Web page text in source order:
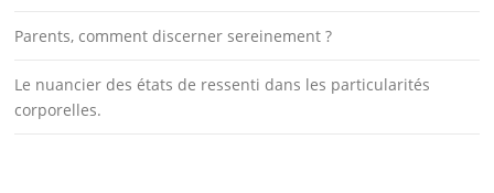
Parents, comment discerner sereinement ?
Le nuancier des états de ressenti dans les particularités
corporelles.